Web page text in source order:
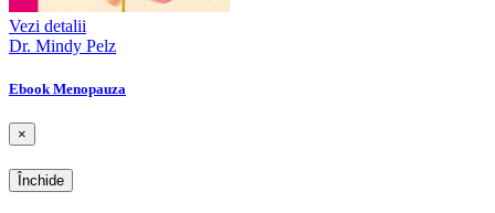
Vezi detalii
Dr. Mindy Pelz
Ebook Menopauza
×
Închide